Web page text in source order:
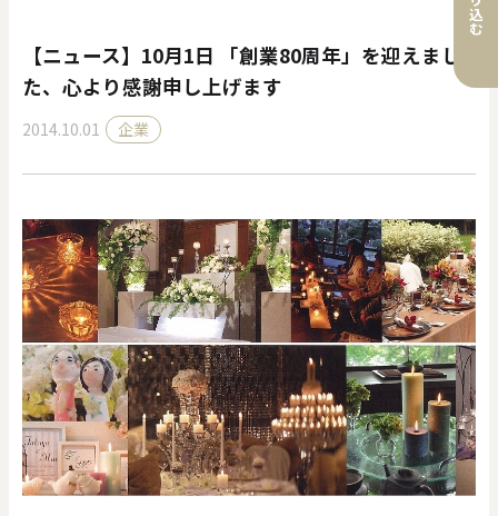
すべてのアイテム
カテゴリから探す
価格で探す
20000
円 ～ 円
クリア OK
色で探す
【ニュース】10月1日 「創業80周年」を迎えまし
た、心より感謝申し上げます
2014.10.01 企業
込
む